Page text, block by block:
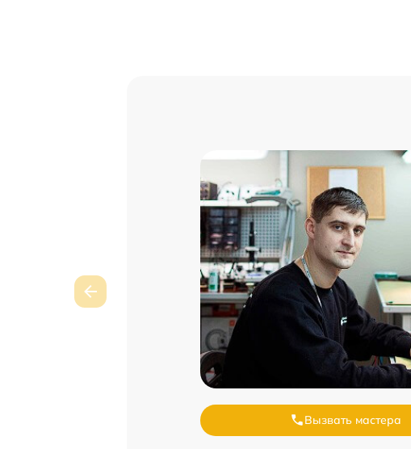
Вызвать мастера